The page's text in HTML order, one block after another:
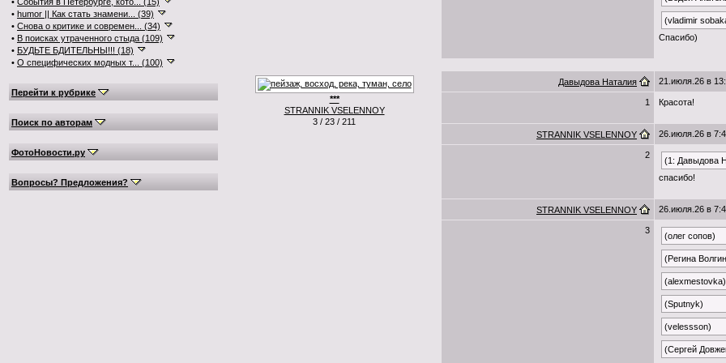
• humor || Как стать знамени... (39)
• Снова о критике и современ... (34)
• В поисках утраченного стыда (109)
• БУДЬТЕ БДИТЕЛЬНЫ!!! (18)
• О специфических модных т... (100)
Перейти к рубрике
Поиск по авторам
ФотоНовости.ру
Вопросы? Предложения?
(vladimir
Спасибо)
***
STRANNIK VSELENNOY
3 / 23 / 211
Давыдова Наталия 21.июля.26 в
1 Красота!
STRANNIK VSELENNOY 26.июля.26 в
2
(1: Давыдова
спасибо!
STRANNIK VSELENNOY 26.июля.26 в
3
(олег сопов)
(Регина
(alexmestovka)
(Sputnyk)
(velessson)
(Сергей